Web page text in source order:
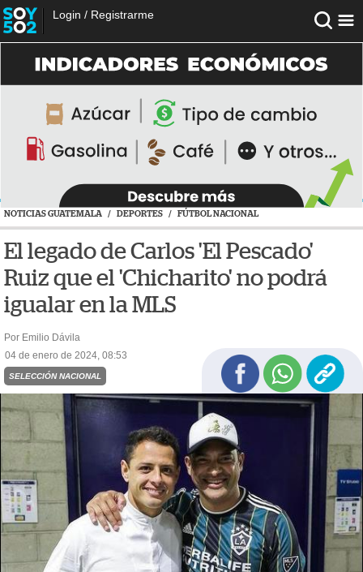
Login / Registrarme
NOTICIAS GUATEMALA / DEPORTES / FÚTBOL NACIONAL
El legado de Carlos 'El Pescado'
Ruiz que el 'Chicharito' no podrá
igualar en la MLS
Por Emilio Dávila
04 de enero de 2024, 08:53
SELECCIÓN NACIONAL